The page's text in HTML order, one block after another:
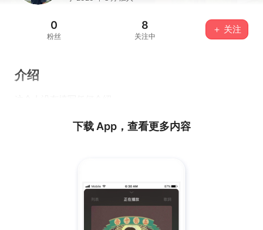
0
粉丝
8
关注中
＋ 关注
介绍
下载 App，查看更多内容